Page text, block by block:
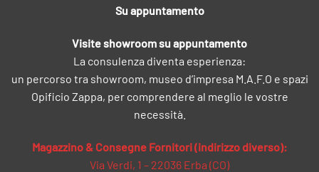
Su appuntamento
Visite showroom su appuntamento
La consulenza diventa esperienza:
un percorso tra showroom, museo d’impresa M.A.F.O e spazi
Opificio Zappa, per comprendere al meglio le vostre
necessità.
Magazzino & Consegne Fornitori (indirizzo diverso):
Via Verdi, 1 – 22036 Erba (CO)